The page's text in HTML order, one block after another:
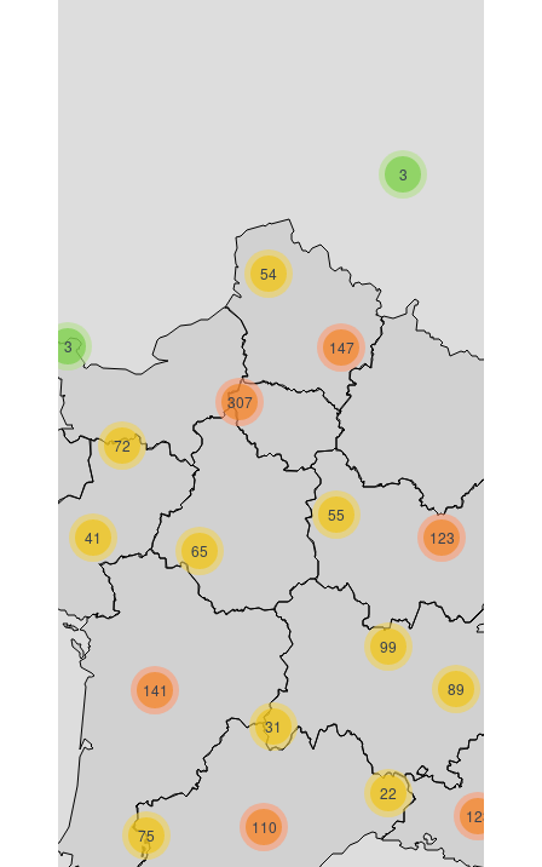
110
75
65
141
22
123
3
72
41
31
55
89
99
123
54
307
147
3